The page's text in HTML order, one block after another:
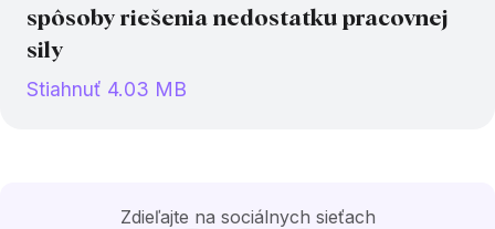
spôsoby riešenia nedostatku pracovnej
sily
Stiahnuť 4.03 MB
Zdieľajte na sociálnych sieťach